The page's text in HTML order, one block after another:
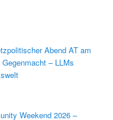
Abend AT am
– LLMs
Weekend 2026 –